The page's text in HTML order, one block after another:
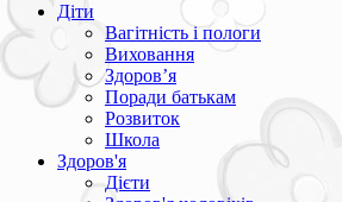
Діти
Вагітність і пологи
Виховання
Здоров’я
Поради батькам
Розвиток
Школа
Здоров'я
Дієти